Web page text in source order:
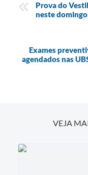
Prova do
neste
Exames
agendados nas
VEJA